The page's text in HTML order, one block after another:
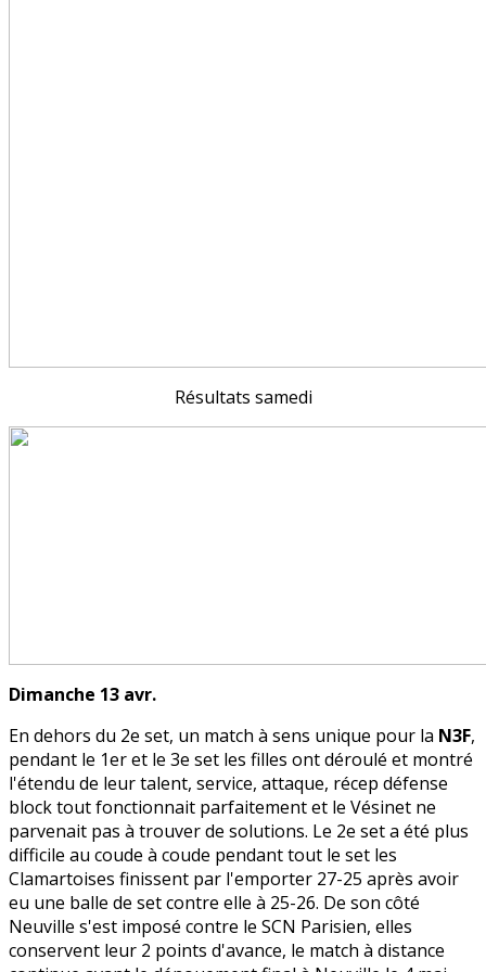
Résultats samedi
Dimanche 13 avr.
En dehors du 2e set, un match à sens unique pour la N3F,
pendant le 1er et le 3e set les filles ont déroulé et montré
l'étendu de leur talent, service, attaque, récep défense
block tout fonctionnait parfaitement et le Vésinet ne
parvenait pas à trouver de solutions. Le 2e set a été plus
difficile au coude à coude pendant tout le set les
Clamartoises finissent par l'emporter 27-25 après avoir
eu une balle de set contre elle à 25-26. De son côté
Neuville s'est imposé contre le SCN Parisien, elles
conservent leur 2 points d'avance, le match à distance